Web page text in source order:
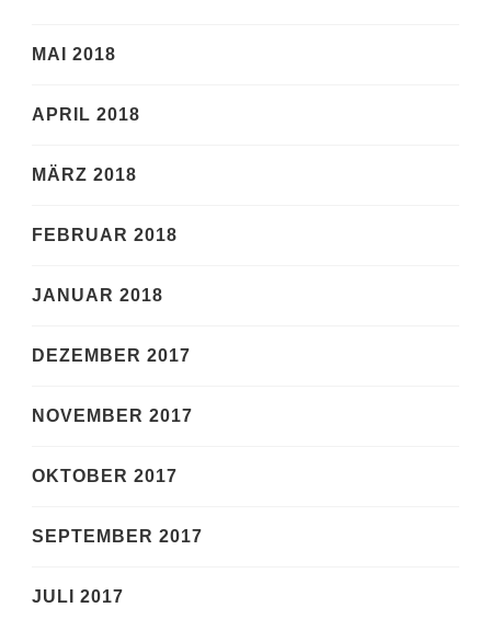
MAI 2018
APRIL 2018
MÄRZ 2018
FEBRUAR 2018
JANUAR 2018
DEZEMBER 2017
NOVEMBER 2017
OKTOBER 2017
SEPTEMBER 2017
JULI 2017